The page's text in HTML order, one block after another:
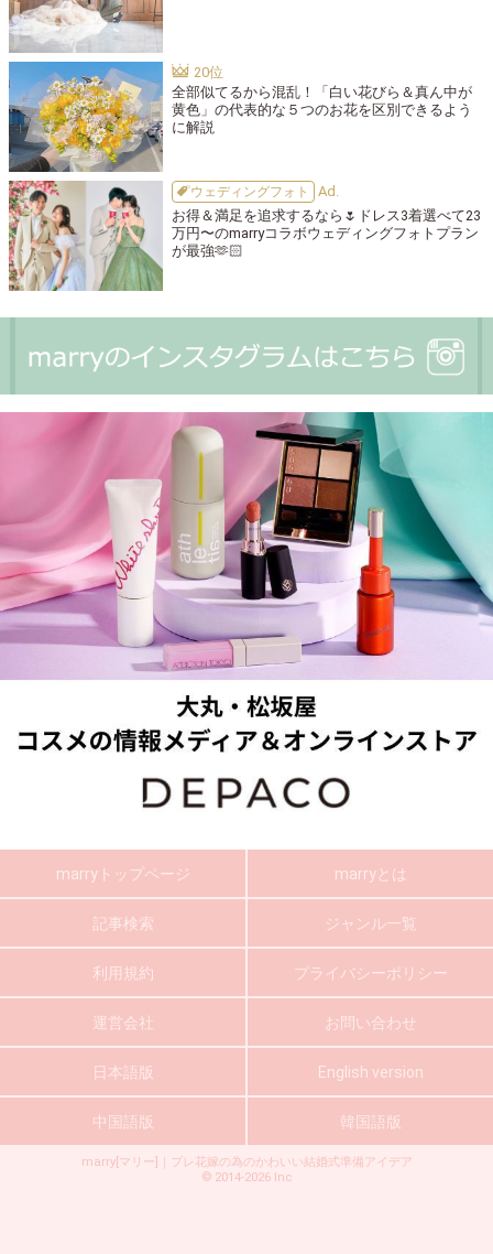
全部似てるから混乱！「白い花びら＆真ん中が
黄色」の代表的な５つのお花を区別できるよう
に解説
ウェディングフォト
お得＆満足を追求するなら🌷ドレス3着選べて23
万円〜のmarryコラボウェディングフォトプラン
が最強🫶🏻
marryトップページ marryとは
記事検索 ジャンル一覧
利用規約 プライバシーポリシー
運営会社 お問い合わせ
日本語版 English version
中国語版 韓国語版
marry[マリー]｜プレ花嫁の為のかわいい結婚式準備アイデア
© 2014-2026 Inc